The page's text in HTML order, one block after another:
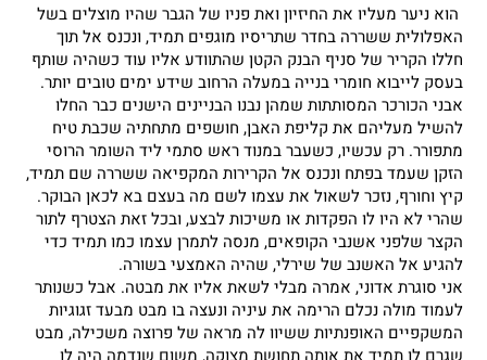
הוא ניער מעליו את החיזיון ואת פניו של הגבר שהיו מוצלים בשל
האפלולית ששררה בחדר שתריסיו מוגפים תמיד, ונכנס אל תוך
חללו הקריר של סניף הבנק הקטן שהתוודע אליו עוד כשהיה שותף
בעסק לייבוא חומרי בנייה במעלה הרחוב שידע ימים טובים יותר.
אבני הכורכר המסותתות שמהן נבנו הבניינים הישנים כבר החלו
להשיל מעליהם את קליפת האבן, חושפים מתחתיה שכבת טיח
מתפורר. רק עכשיו, כשעבר במנוד ראש סתמי ליד השומר הרוסי
הזקן שעמד בפתח ונכנס אל הקרירות המקפיאה ששררה שם תמיד,
קיץ וחורף, נזכר לשאול את עצמו לשם מה בעצם בא לכאן הבוקר.
שהרי לא היו לו הפקדות או משיכות לבצע, ובכל זאת הצטרף לתור
הקצר שלפני אשנבי הקופאים, מנסה לתמרן עצמו כמו תמיד כדי
להגיע אל האשנב של שירלי, שהיה האמצעי בשורה.
אני סוגרת אדוני, אמרה מבלי לשאת אליו את מבטה. אבל כשנותר
לעמוד מולה נכלם הרימה את עיניה ונעצה בו מבט מבעד זגוגיות
המשקפיים האופנתיות ששיוו לה מראה של פרוצה משכילה, מבט
שגרם לו תמיד את אותה תחושת מצוקה, משום שנדמה היה לו